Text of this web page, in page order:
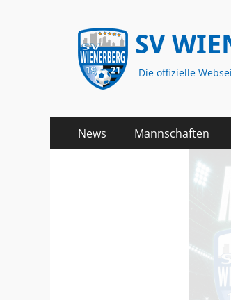
SV
Die offizielle
Primäres
Menü
Inhalt
News Mannschaften